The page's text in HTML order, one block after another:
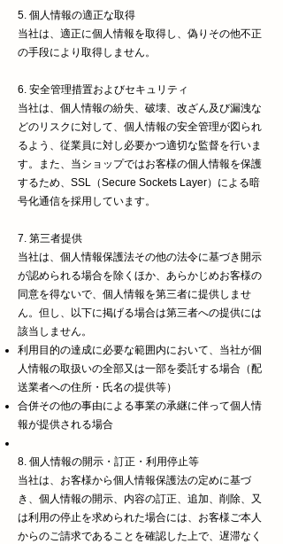
5. 個人情報の適正な取得
当社は、適正に個人情報を取得し、偽りその他不正
の手段により取得しません。
6. 安全管理措置およびセキュリティ
当社は、個人情報の紛失、破壊、改ざん及び漏洩な
どのリスクに対して、個人情報の安全管理が図られ
るよう、従業員に対し必要かつ適切な監督を行いま
す。また、当ショップではお客様の個人情報を保護
するため、SSL（Secure Sockets Layer）による暗
号化通信を採用しています。
7. 第三者提供
当社は、個人情報保護法その他の法令に基づき開示
が認められる場合を除くほか、あらかじめお客様の
同意を得ないで、個人情報を第三者に提供しませ
ん。但し、以下に掲げる場合は第三者への提供には
該当しません。
利用目的の達成に必要な範囲内において、当社が個
人情報の取扱いの全部又は一部を委託する場合（配
送業者への住所・氏名の提供等）
合併その他の事由による事業の承継に伴って個人情
報が提供される場合
8. 個人情報の開示・訂正・利用停止等
当社は、お客様から個人情報保護法の定めに基づ
き、個人情報の開示、内容の訂正、追加、削除、又
は利用の停止を求められた場合には、お客様ご本人
からのご請求であることを確認した上で、遅滞なく